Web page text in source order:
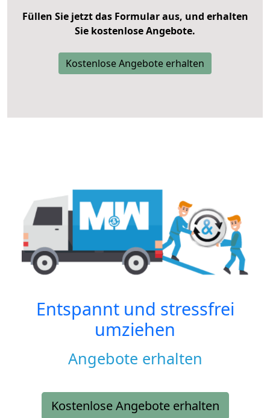
Füllen Sie jetzt das Formular aus, und erhalten
Sie kostenlose Angebote.
Kostenlose Angebote erhalten
Entspannt und stressfrei
umziehen
Angebote erhalten
Kostenlose Angebote erhalten